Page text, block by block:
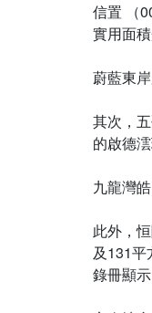
信置 （
實用面
蔚藍東
其次，
的啟德
九龍灣
此外，
及131平
錄冊顯